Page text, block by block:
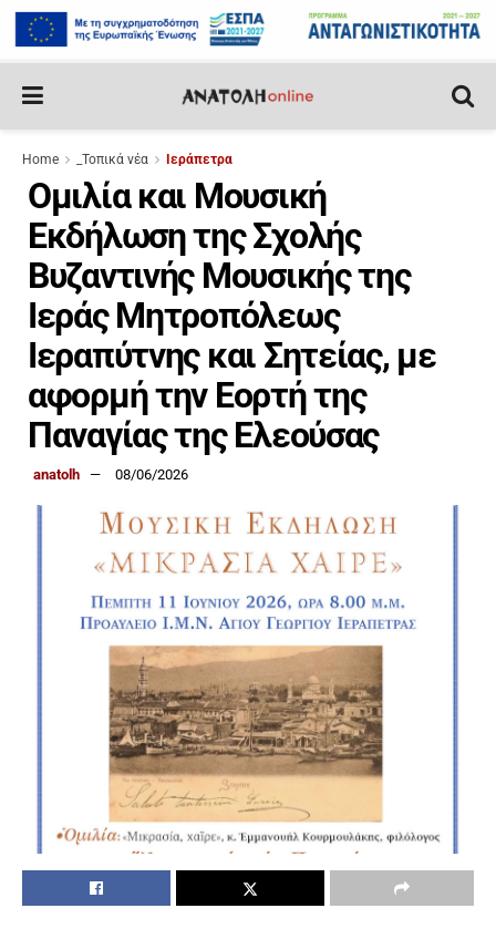
Home _Τοπικά νέα Ιεράπετρα
Ομιλία και Μουσική
Εκδήλωση της Σχολής
Βυζαντινής Μουσικής της
Ιεράς Μητροπόλεως
Ιεραπύτνης και Σητείας, με
αφορμή την Εορτή της
Παναγίας της Ελεούσας
anatolh 08/06/2026